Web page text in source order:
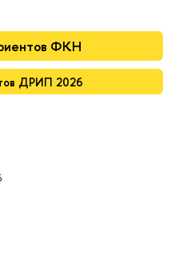
ФКН
ДРИП 2026